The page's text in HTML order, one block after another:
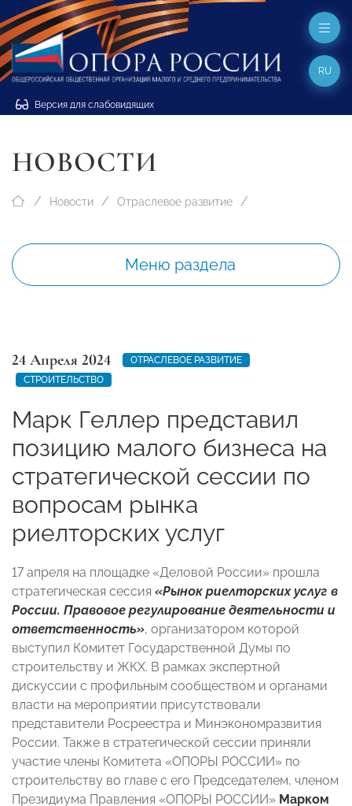
Версия для слабовидящих
RU
НОВОСТИ
Новости Отраслевое развитие
Меню раздела
24 Апреля 2024
ОТРАСЛЕВОЕ РАЗВИТИЕ
СТРОИТЕЛЬСТВО
Марк Геллер представил
позицию малого бизнеса на
стратегической сессии по
вопросам рынка
риелторских услуг
17 апреля на площадке «Деловой России» прошла
стратегическая сессия «Рынок риелторских услуг в
России. Правовое регулирование деятельности и
ответственность», организатором которой
выступил Комитет Государственной Думы по
строительству и ЖКХ. В рамках экспертной
дискуссии с профильным сообществом и органами
власти на мероприятии присутствовали
представители Росреестра и Минэкономразвития
России. Также в стратегической сессии приняли
участие члены Комитета «ОПОРЫ РОССИИ» по
строительству во главе с его Председателем, членом
Президиума Правления «ОПОРЫ РОССИИ» Марком